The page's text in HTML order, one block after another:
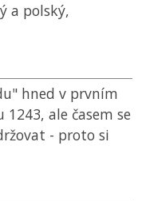
a polský,
hned v prvním
ale časem se
- proto si